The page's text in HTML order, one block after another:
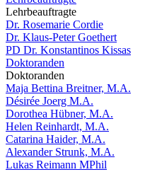
Lehrbeauftragte
Dr. Rosemarie Cordie
Dr. Klaus-Peter Goethert
PD Dr. Konstantinos Kissas
Doktoranden
Doktoranden
Maja Bettina Breitner, M.A.
Désirée Joerg M.A.
Dorothea Hübner, M.A.
Helen Reinhardt, M.A.
Catarina Haider, M.A.
Alexander Strunk, M.A.
Lukas Reimann MPhil